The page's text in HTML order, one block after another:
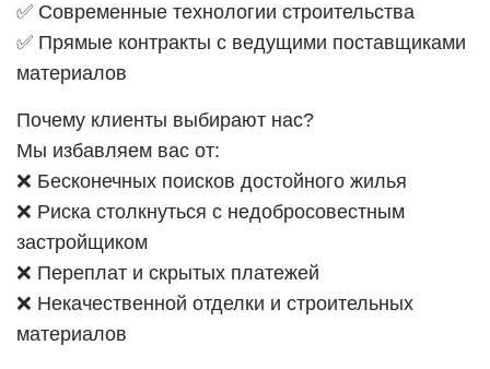
✅ Современные технологии строительства
✅ Прямые контракты с ведущими поставщиками
материалов
Почему клиенты выбирают нас?
Мы избавляем вас от:
❌ Бесконечных поисков достойного жилья
❌ Риска столкнуться с недобросовестным
застройщиком
❌ Переплат и скрытых платежей
❌ Некачественной отделки и строительных
материалов